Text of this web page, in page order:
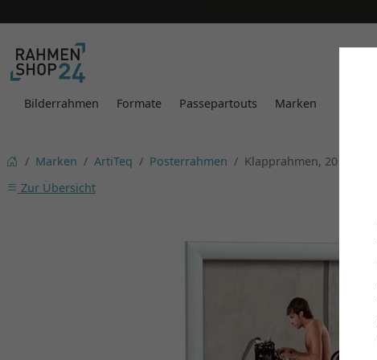
Bilderrahmen Formate Passepartouts Marken
Marken ArtiTeq Posterrahmen
Klapprahmen, 20 mm
Zur Übersicht